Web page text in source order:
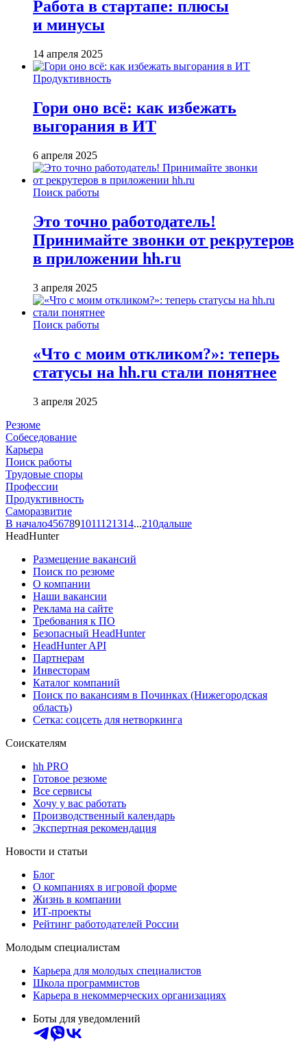
Работа в стартапе: плюсы
и минусы
14 апреля 2025
Продуктивность
Гори оно всё: как избежать
выгорания в ИТ
6 апреля 2025
Поиск работы
Это точно работодатель!
Принимайте звонки от рекрутеров
в приложении hh.ru
3 апреля 2025
Поиск работы
«Что с моим откликом?»: теперь
статусы на hh.ru стали понятнее
3 апреля 2025
Резюме
Собеседование
Карьера
Поиск работы
Трудовые споры
Профессии
Продуктивность
Саморазвитие
В начало4567891011121314...210дальше
HeadHunter
Размещение вакансий
Поиск по резюме
О компании
Наши вакансии
Реклама на сайте
Требования к ПО
Безопасный HeadHunter
HeadHunter API
Партнерам
Инвесторам
Каталог компаний
Поиск по вакансиям в Починках (Нижегородская
область)
Сетка: соцсеть для нетворкинга
Соискателям
hh PRO
Готовое резюме
Все сервисы
Хочу у вас работать
Производственный календарь
Экспертная рекомендация
Новости и статьи
Блог
О компаниях в игровой форме
Жизнь в компании
ИТ-проекты
Рейтинг работодателей России
Молодым специалистам
Карьера для молодых специалистов
Школа программистов
Карьера в некоммерческих организациях
Боты для уведомлений